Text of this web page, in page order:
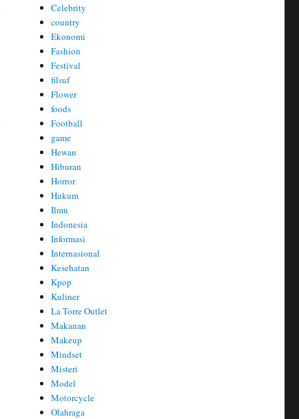
Celebrity
country
Ekonomi
Fashion
Festival
filsuf
Flower
foods
Football
game
Hewan
Hiburan
Horror
Hukum
Ilmu
Indonesia
Informasi
Internasional
Kesehatan
Kpop
Kuliner
La Torre Outlet
Makanan
Makeup
Mindset
Misteri
Model
Motorcycle
Olahraga